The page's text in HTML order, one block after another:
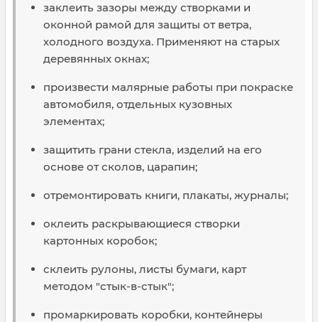
заклеить зазоры между створками и
оконной рамой для защиты от ветра,
холодного воздуха. Применяют на старых
деревянных окнах;
произвести малярные работы при покраске
автомобиля, отдельных кузовных
элементах;
защитить грани стекла, изделий на его
основе от сколов, царапин;
отремонтировать книги, плакаты, журналы;
оклеить раскрывающиеся створки
картонных коробок;
склеить рулоны, листы бумаги, карт
методом "стык-в-стык";
промаркировать коробки, контейнеры